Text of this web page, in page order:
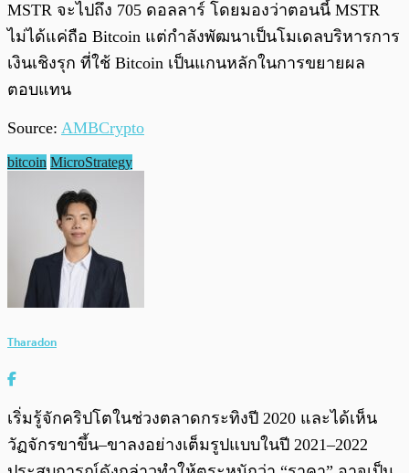
MSTR จะไปถึง 705 ดอลลาร์ โดยมองว่าตอนนี้ MSTR
ไม่ได้แค่ถือ Bitcoin แต่กำลังพัฒนาเป็นโมเดลบริหารการ
เงินเชิงรุก ที่ใช้ Bitcoin เป็นแกนหลักในการขยายผล
ตอบแทน
Source: AMBCrypto
bitcoin MicroStrategy
Tharadon
เริ่มรู้จักคริปโตในช่วงตลาดกระทิงปี 2020 และได้เห็น
วัฏจักรขาขึ้น–ขาลงอย่างเต็มรูปแบบในปี 2021–2022